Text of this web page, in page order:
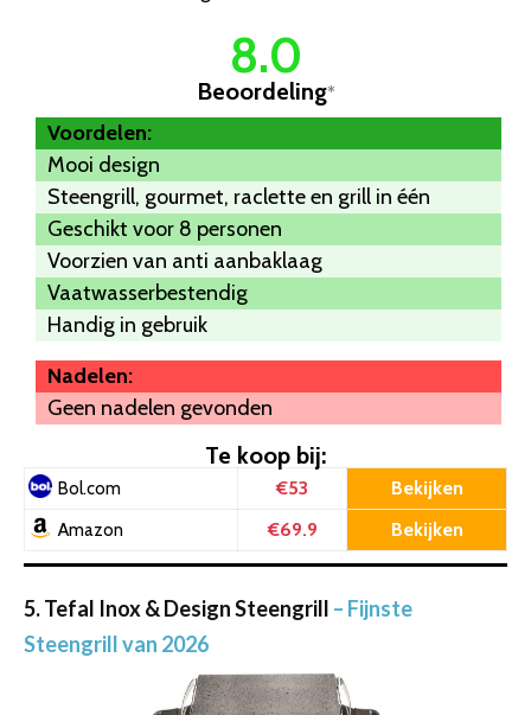
8.0
Beoordeling*
Voordelen:
Mooi design
Steengrill, gourmet, raclette en grill in één
Geschikt voor 8 personen
Voorzien van anti aanbaklaag
Vaatwasserbestendig
Handig in gebruik
Nadelen:
Geen nadelen gevonden
Te koop bij:
Bol.com €53 Bekijken
Amazon €69.9 Bekijken
5. Tefal Inox & Design Steengrill – Fijnste
Steengrill van 2026